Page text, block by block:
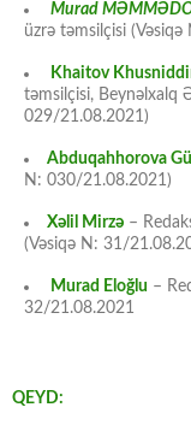
Murad
üzrə təmsilçisi
Khaitov
təmsilçisi, Beynəlxalq
029/21.08.2021)
Abduqahhorova
N: 030/21.08.2021)
Xəlil Mirzə –
(Vəsiqə N: 31/
Murad Eloğlu –
32/21.08.2021
QEYD: